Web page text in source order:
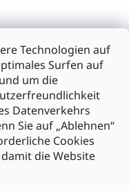
Technologien auf
Surfen auf
um die
Datenverkehrs
Sie auf „Ablehnen“
Cookies
die Website